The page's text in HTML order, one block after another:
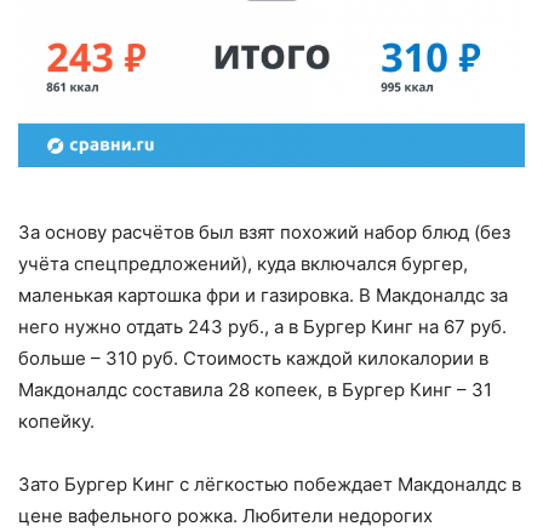
За основу расчётов был взят похожий набор блюд (без
учёта спецпредложений), куда включался бургер,
маленькая картошка фри и газировка. В Макдоналдс за
него нужно отдать 243 руб., а в Бургер Кинг на 67 руб.
больше – 310 руб. Стоимость каждой килокалории в
Макдоналдс составила 28 копеек, в Бургер Кинг – 31
копейку.
Зато Бургер Кинг с лёгкостью побеждает Макдоналдс в
цене вафельного рожка. Любители недорогих